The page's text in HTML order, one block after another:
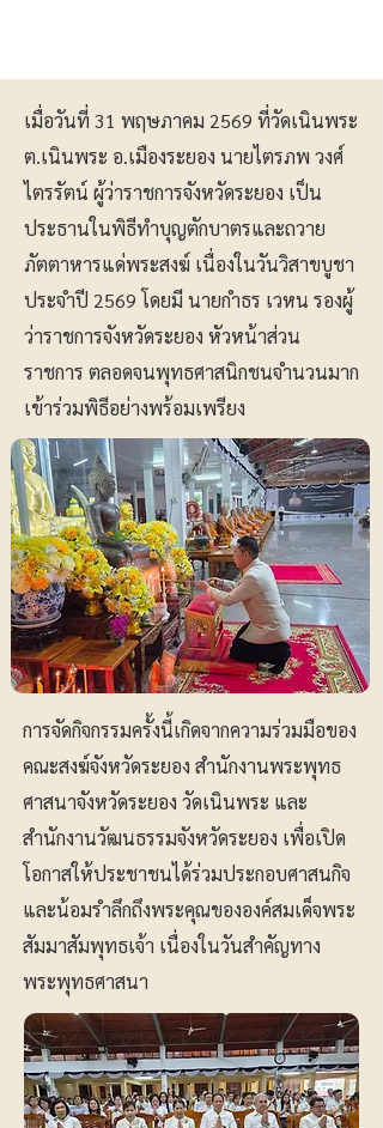
เมื่อวันที่ 31 พฤษภาคม 2569 ที่วัดเนินพระ
ต.เนินพระ อ.เมืองระยอง นายไตรภพ วงศ์
ไตรรัตน์ ผู้ว่าราชการจังหวัดระยอง เป็น
ประธานในพิธีทำบุญตักบาตรและถวาย
ภัตตาหารแด่พระสงฆ์ เนื่องในวันวิสาขบูชา
ประจำปี 2569 โดยมี นายกำธร เวหน รองผู้
ว่าราชการจังหวัดระยอง หัวหน้าส่วน
ราชการ ตลอดจนพุทธศาสนิกชนจำนวนมาก
เข้าร่วมพิธีอย่างพร้อมเพรียง
การจัดกิจกรรมครั้งนี้เกิดจากความร่วมมือของ
คณะสงฆ์จังหวัดระยอง สำนักงานพระพุทธ
ศาสนาจังหวัดระยอง วัดเนินพระ และ
สำนักงานวัฒนธรรมจังหวัดระยอง เพื่อเปิด
โอกาสให้ประชาชนได้ร่วมประกอบศาสนกิจ
และน้อมรำลึกถึงพระคุณขององค์สมเด็จพระ
สัมมาสัมพุทธเจ้า เนื่องในวันสำคัญทาง
พระพุทธศาสนา